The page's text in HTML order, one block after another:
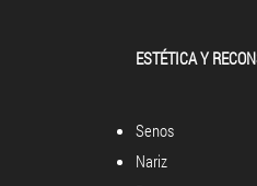
ESTÉTICA Y
Senos
Nariz